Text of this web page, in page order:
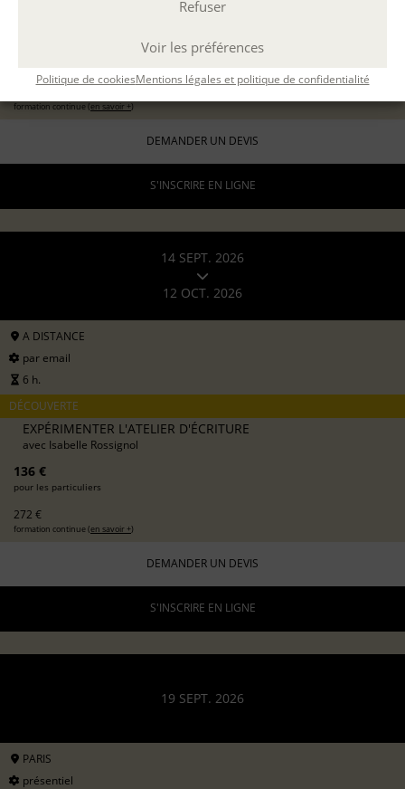
Refuser
Voir les préférences
Politique de cookiesMentions légales et politique de confidentialité
formation continue (en savoir +)
DEMANDER UN DEVIS
S'INSCRIRE EN LIGNE
14 SEPT. 2026
12 OCT. 2026
A DISTANCE
par email
6 h.
DÉCOUVERTE
EXPÉRIMENTER L'ATELIER D'ÉCRITURE
avec Isabelle Rossignol
136 €
pour les particuliers
272 €
formation continue (en savoir +)
DEMANDER UN DEVIS
S'INSCRIRE EN LIGNE
19 SEPT. 2026
PARIS
présentiel